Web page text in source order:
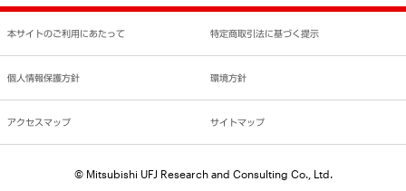
書面による個人情報の開示等の請求の手続きについて
本サイトのご利用にあたって 特定商取引法に基づく提示
個人情報保護方針 環境方針
アクセスマップ サイトマップ
© Mitsubishi UFJ Research and Consulting Co., Ltd.